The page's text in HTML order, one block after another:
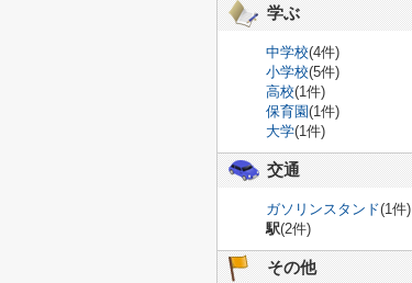
学ぶ
中学校(4件)
小学校(5件)
高校(1件)
保育園(1件)
大学(1件)
交通
ガソリンスタンド(1件)
駅(2件)
その他